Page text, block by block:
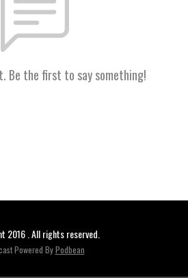
Be the first to say something!
2016 . All rights reserved.
Powered ByPodbean